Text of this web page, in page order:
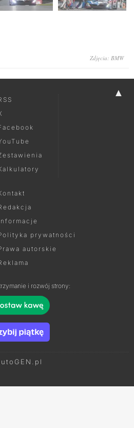
Zdjęcia: BMW
▲
prywatności
autorskie
i rozwój strony: